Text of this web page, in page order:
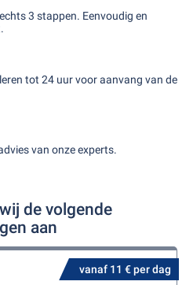
3 stappen. Eenvoudig en
tot 24 uur voor aanvang van de
van onze experts.
de volgende
aan
vanaf 11 € per dag